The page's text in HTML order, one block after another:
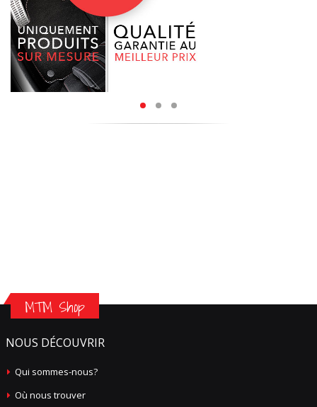
MTM Shop
NOUS DÉCOUVRIR
Qui sommes-nous?
Où nous trouver